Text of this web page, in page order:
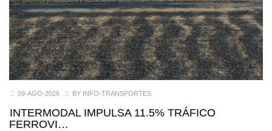
09-AGO-2026 BY INFO-TRANSPORTES
INTERMODAL IMPULSA 11.5% TRÁFICO
FERROVI…